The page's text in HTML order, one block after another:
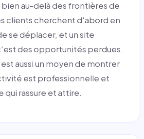
au-delà des frontières de
clients cherchent d'abord en
se déplacer, et un site
des opportunités perdues.
aussi un moyen de montrer
est professionnelle et
qui rassure et attire.